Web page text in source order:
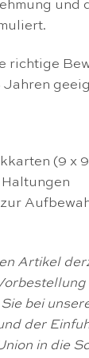
und
richtige
(9 x 9
Artikel
bei
der
in die